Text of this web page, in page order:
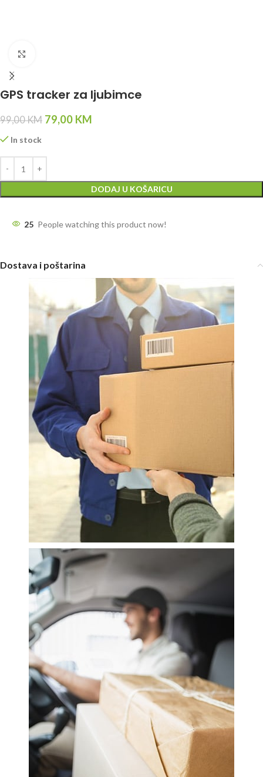
GPS tracker za ljubimce
99,00KM 79,00 KM
In stock
DODAJ U KOŠARICU
25 People watching this product now!
Dostava i poštarina